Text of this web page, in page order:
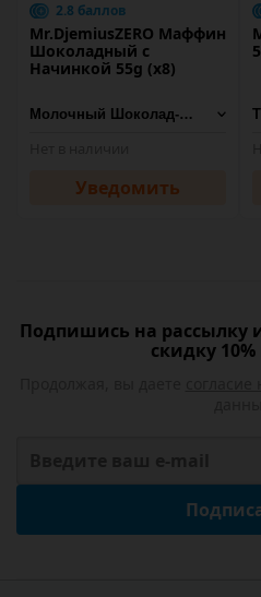
2.8 баллов
Mr.DjemiusZERO Маффин
Шоколадный с
Начинкой 55g (х8)
Уведомить
Подпишись на рассылку
скидку